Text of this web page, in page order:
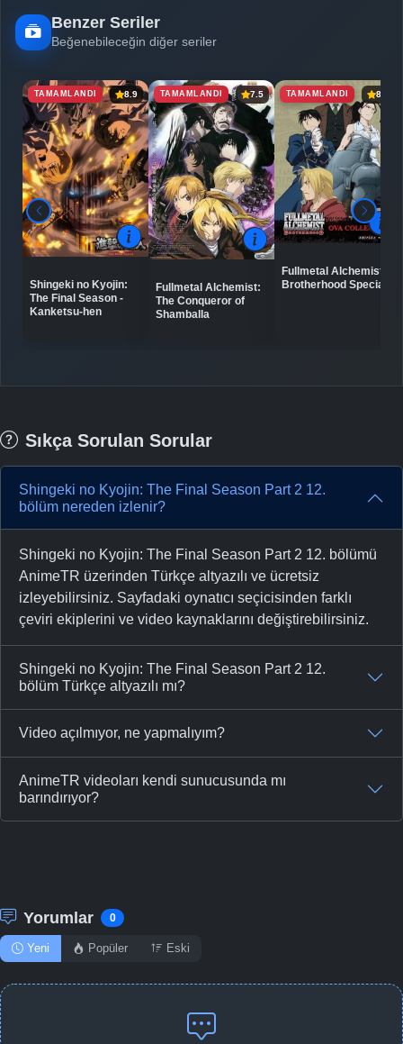
Benzer Seriler
Beğenebileceğin diğer seriler
TAMAMLANDI 8.9
Shingeki no Kyojin:
The Final Season -
Kanketsu-hen
TAMAMLANDI 7.5
Fullmetal Alchemist:
The Conqueror of
Shamballa
TAMAMLANDI 8.0
Fullmetal Alchemist:
Brotherhood Specials
Sıkça Sorulan Sorular
Shingeki no Kyojin: The Final Season Part 2 12.
bölüm nereden izlenir?
Shingeki no Kyojin: The Final Season Part 2 12. bölümü
AnimeTR üzerinden Türkçe altyazılı ve ücretsiz
izleyebilirsiniz. Sayfadaki oynatıcı seçicisinden farklı
çeviri ekiplerini ve video kaynaklarını değiştirebilirsiniz.
Shingeki no Kyojin: The Final Season Part 2 12.
bölüm Türkçe altyazılı mı?
Video açılmıyor, ne yapmalıyım?
AnimeTR videoları kendi sunucusunda mı
barındırıyor?
Yorumlar 0
Yeni Popüler Eski